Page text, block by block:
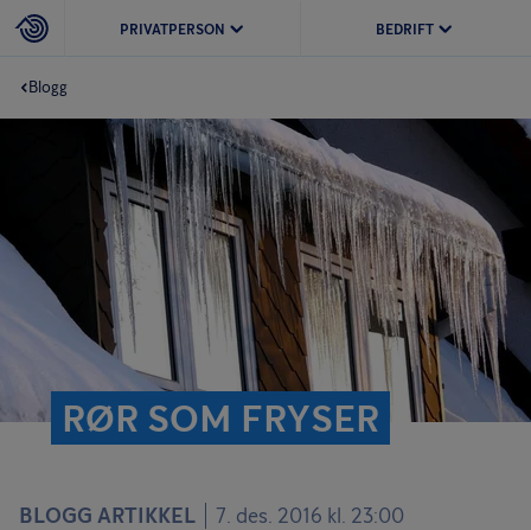
PRIVATPERSON BEDRIFT
Blogg
RØR SOM FRYSER
BLOGG ARTIKKEL 7. des. 2016 kl. 23:00